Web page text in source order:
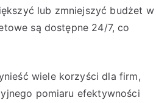
lub zmniejszyć budżet w
są dostępne 24/7, co
wiele korzyści dla firm,
pomiaru efektywności